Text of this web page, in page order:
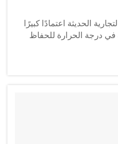
الحديثة اعتمادًا كبيرًا
في درجة الحرارة للحفاظ
مختلفة. عندما تعطل
عن العمل، يمكن أن
مما يؤدي إلى...